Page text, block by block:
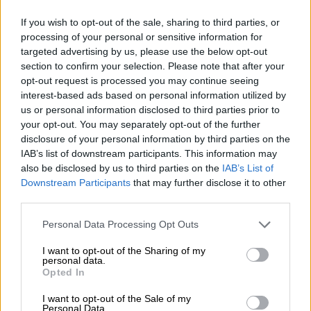
If you wish to opt-out of the sale, sharing to third parties, or
processing of your personal or sensitive information for
targeted advertising by us, please use the below opt-out
section to confirm your selection. Please note that after your
opt-out request is processed you may continue seeing
interest-based ads based on personal information utilized by
us or personal information disclosed to third parties prior to
your opt-out. You may separately opt-out of the further
disclosure of your personal information by third parties on the
IAB’s list of downstream participants. This information may
also be disclosed by us to third parties on the IAB’s List of
Downstream Participants that may further disclose it to other
Please note that this website/app uses one or more Google
not limited to your visit or usage behaviour. You may click to
grant or deny consent to Google and its third-party tags to
use your data for below specified purposes in below Google
consent section.
Personal Data Processing Opt Outs
I want to opt-out of the Sharing of my
personal data.
Opted In
I want to opt-out of the Sale of my
Personal Data.
Τουρκία F-35, η Ελλάδα δεν είναι χαρούμενη
η Τουρκία να πάρει κινητήρες για μαχητικά
νέας γενιάς».
ΔΙΑΒΑΣΤΕ ΕΠΙΣΗΣ
Πολιτική|09.07.2026 05:50
Τα τέσσερα μηνύματα που έστειλε ο
Μητσοτάκης από την Άγκυρα
Ο κ. Δένδιας διευκρίνισε ότι η Αθήνα δεν
κυβέρνηση την εξωτερική της πολιτική ή τις